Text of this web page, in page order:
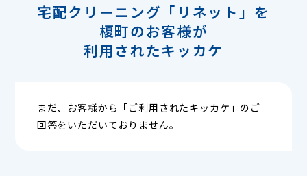
宅配クリーニング「リネット」を
榎町のお客様が
利用されたキッカケ
まだ、お客様から「ご利用されたキッカケ」のご
回答をいただいておりません。